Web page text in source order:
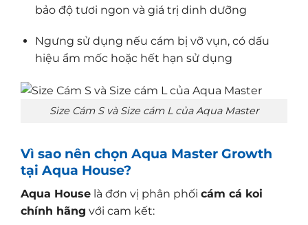
bảo độ tươi ngon và giá trị dinh dưỡng
Ngưng sử dụng nếu cám bị vỡ vụn, có dấu
hiệu ẩm mốc hoặc hết hạn sử dụng
Size Cám S và Size cám L của Aqua Master
Vì sao nên chọn Aqua Master Growth
tại Aqua House?
Aqua House là đơn vị phân phối cám cá koi
chính hãng với cam kết: